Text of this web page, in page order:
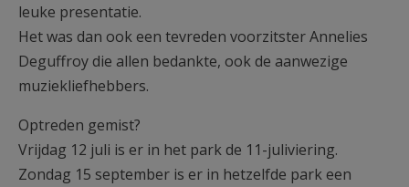
leuke presentatie.
Het was dan ook een tevreden voorzitster Annelies
Deguffroy die allen bedankte, ook de aanwezige
muziekliefhebbers.
Optreden gemist?
Vrijdag 12 juli is er in het park de 11-juliviering.
Zondag 15 september is er in hetzelfde park een